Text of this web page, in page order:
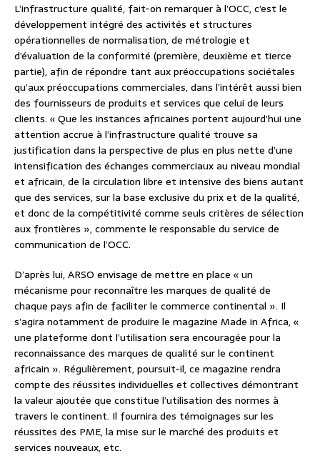
L’infrastructure qualité, fait-on remarquer à l’OCC, c’est le
développement intégré des activités et structures
opérationnelles de normalisation, de métrologie et
d’évaluation de la conformité (première, deuxième et tierce
partie), afin de répondre tant aux préoccupations sociétales
qu’aux préoccupations commerciales, dans l’intérêt aussi bien
des fournisseurs de produits et services que celui de leurs
clients. « Que les instances africaines portent aujourd’hui une
attention accrue à l’infrastructure qualité trouve sa
justification dans la perspective de plus en plus nette d’une
intensification des échanges commerciaux au niveau mondial
et africain, de la circulation libre et intensive des biens autant
que des services, sur la base exclusive du prix et de la qualité,
et donc de la compétitivité comme seuls critères de sélection
aux frontières », commente le responsable du service de
communication de l’OCC.
D’après lui, ARSO envisage de mettre en place « un
mécanisme pour reconnaître les marques de qualité de
chaque pays afin de faciliter le commerce continental ». Il
s’agira notamment de produire le magazine Made in Africa, «
une plateforme dont l’utilisation sera encouragée pour la
reconnaissance des marques de qualité sur le continent
africain ». Régulièrement, poursuit-il, ce magazine rendra
compte des réussites individuelles et collectives démontrant
la valeur ajoutée que constitue l’utilisation des normes à
travers le continent. Il fournira des témoignages sur les
réussites des PME, la mise sur le marché des produits et
services nouveaux, etc.